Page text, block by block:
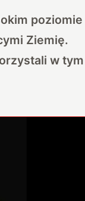
poziomie
Ziemię.
w tym